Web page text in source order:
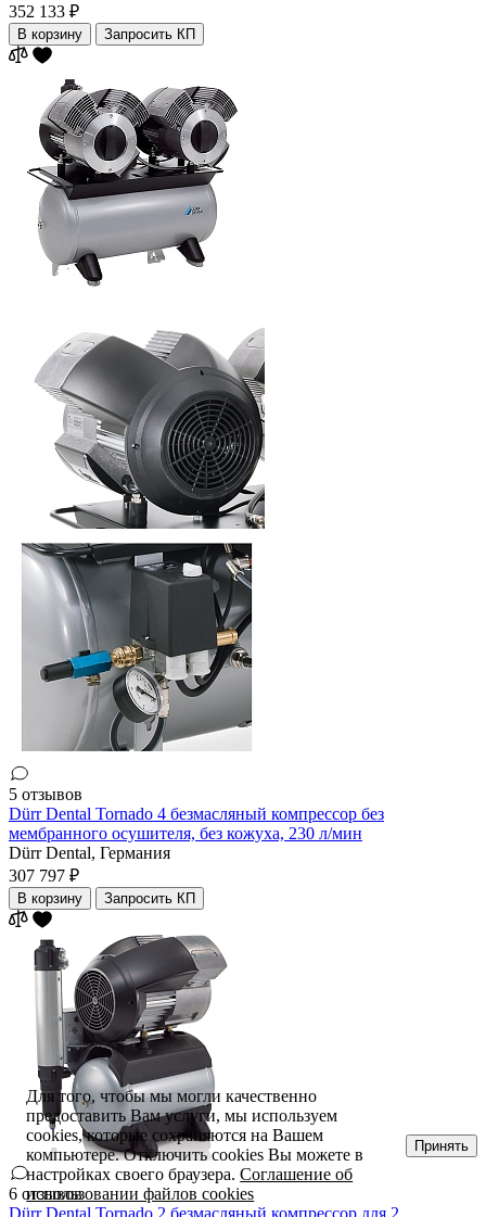
352 133 ₽
В корзину Запросить КП
5 отзывов
Dürr Dental Tornado 4 безмасляный компрессор без
мембранного осушителя, без кожуха, 230 л/мин
Dürr Dental, Германия
307 797 ₽
В корзину Запросить КП
6 отзывов
Для того, чтобы мы могли качественно
предоставить Вам услуги, мы используем
cookies, которые сохраняются на Вашем
компьютере. Отключить cookies Вы можете в
настройках своего браузера.Соглашение об
использовании файлов cookies
Принять